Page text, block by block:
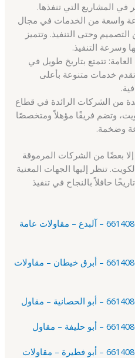
في المشاريع التي تنفذها.
واسعة من الخدمات في مجال
التصميم وحتى التنفيذ. وتتميز
وسرعة التنفيذ.
تتمتع بتاريخ طويل في
خدمات متنوعة بأعلى
من الشركات الرائدة في قطاع
وتضم فريقًا مؤهلاً ومتخصصًا
وضخمة.
بعضًا من الشركات المرموقة
تنظر إليها الجهات المعنية
حافلاً بالنجاح في تنفيذ
مقاولات عامة الكويت 66140865 – آلبدع – مقاولات عامة
مقاولات عامة الكويت 66140865 – أبرق خيطان – مقاولات
مقاولات عامة الكويت 66140865 – أبو فطيرة – مقاولات